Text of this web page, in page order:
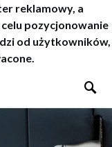
reklamowy, a
celu pozycjonowanie
od użytkowników,